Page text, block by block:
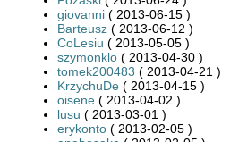
giovanni ( 2013-06-15 )
Barteusz ( 2013-06-12 )
CoLesiu ( 2013-05-05 )
szymonklo ( 2013-04-30 )
tomek200483 ( 2013-04-21 )
KrzychuDe ( 2013-04-15 )
oisene ( 2013-04-02 )
lusu ( 2013-03-01 )
erykonto ( 2013-02-05 )